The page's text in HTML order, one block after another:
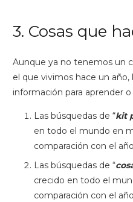
3. Cosas que
Aunque ya no tenemos un
el que vivimos hace un
información para aprender
Las búsquedas de “kit
en todo el mundo en
comparación con el
Las búsquedas de “
crecido en todo el
comparación con el